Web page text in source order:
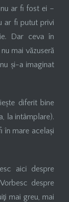
ar fi fost ei –
ar fi putut privi
Dar ceva în
mai văzuseră
și-a imaginat
diferit bine
la intâmplare).
în mare același
aici despre
despre
mai greu, mai